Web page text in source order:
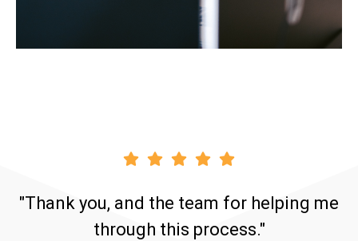
"Thank you, and the team for helping me
through this process."